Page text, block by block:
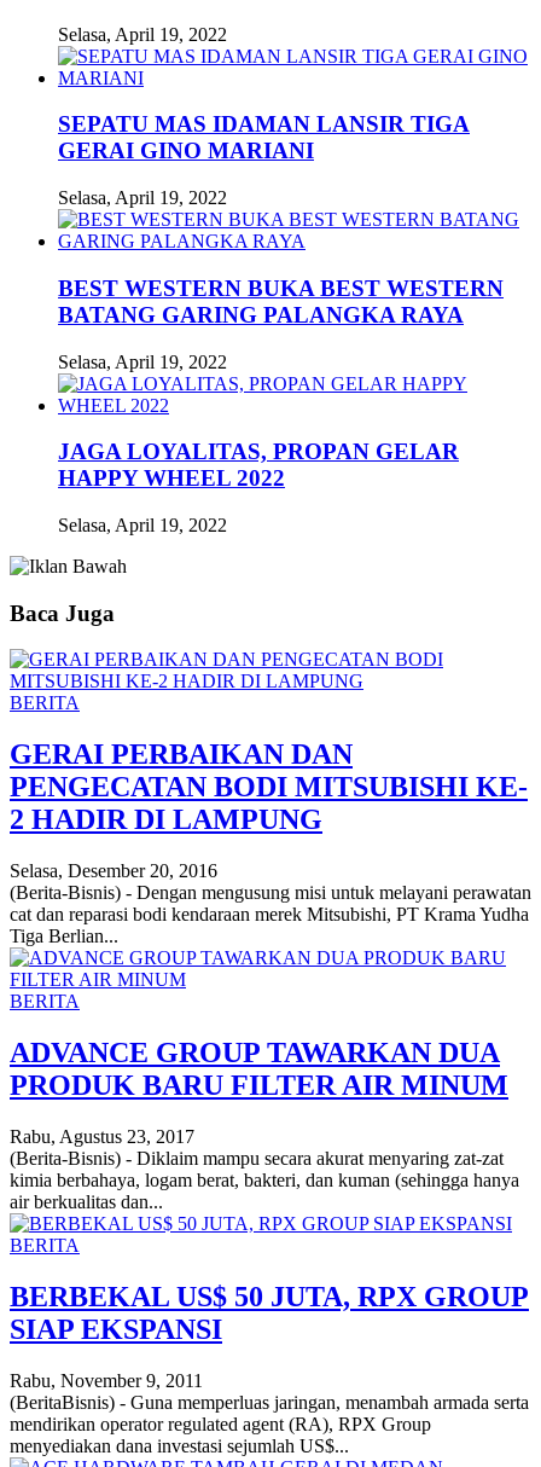
Selasa, April 19, 2022
SEPATU MAS IDAMAN LANSIR TIGA
GERAI GINO MARIANI
Selasa, April 19, 2022
BEST WESTERN BUKA BEST WESTERN
BATANG GARING PALANGKA RAYA
Selasa, April 19, 2022
JAGA LOYALITAS, PROPAN GELAR
HAPPY WHEEL 2022
Selasa, April 19, 2022
Baca Juga
BERITA
GERAI PERBAIKAN DAN
PENGECATAN BODI MITSUBISHI KE-
2 HADIR DI LAMPUNG
Selasa, Desember 20, 2016
(Berita-Bisnis) - Dengan mengusung misi untuk melayani perawatan
cat dan reparasi bodi kendaraan merek Mitsubishi, PT Krama Yudha
Tiga Berlian...
BERITA
ADVANCE GROUP TAWARKAN DUA
PRODUK BARU FILTER AIR MINUM
Rabu, Agustus 23, 2017
(Berita-Bisnis) - Diklaim mampu secara akurat menyaring zat-zat
kimia berbahaya, logam berat, bakteri, dan kuman (sehingga hanya
air berkualitas dan...
BERITA
BERBEKAL US$ 50 JUTA, RPX GROUP
SIAP EKSPANSI
Rabu, November 9, 2011
(BeritaBisnis) - Guna memperluas jaringan, menambah armada serta
mendirikan operator regulated agent (RA), RPX Group
menyediakan dana investasi sejumlah US$...